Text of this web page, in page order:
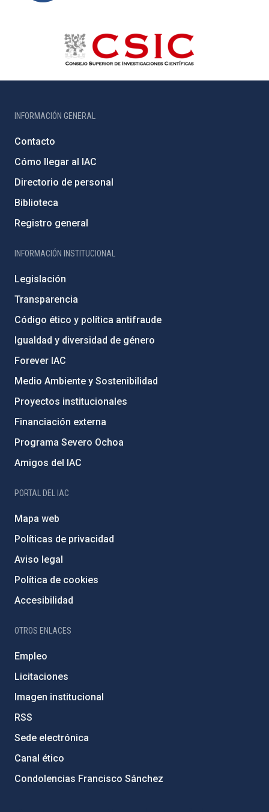
INFORMACIÓN GENERAL
Contacto
Cómo llegar al IAC
Directorio de personal
Biblioteca
Registro general
INFORMACIÓN INSTITUCIONAL
Legislación
Transparencia
Código ético y política antifraude
Igualdad y diversidad de género
Forever IAC
Medio Ambiente y Sostenibilidad
Proyectos institucionales
Financiación externa
Programa Severo Ochoa
Amigos del IAC
PORTAL DEL IAC
Mapa web
Políticas de privacidad
Aviso legal
Política de cookies
Accesibilidad
OTROS ENLACES
Empleo
Licitaciones
Imagen institucional
RSS
Sede electrónica
Canal ético
Condolencias Francisco Sánchez